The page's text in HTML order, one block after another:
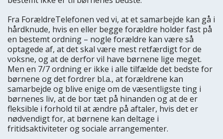
Fra ForældreTelefonen ved vi, at et samarbejde kan gå i
hårdknude, hvis en eller begge forældre holder fast på
en bestemt ordning – nogle forældre kan være så
optagede af, at det skal være mest retfærdigt for de
voksne, og at de derfor vil have børnene lige meget.
Men en 7/7 ordning er ikke i alle tilfælde det bedste for
børnene og det fordrer bl.a., at forældrene kan
samarbejde og blive enige om de væsentligste ting i
børnenes liv, at de bor tæt på hinanden og at de er
fleksible i forhold til at ændre på aftaler, hvis det er
nødvendigt for, at børnene kan deltage i
fritidsaktiviteter og sociale arrangementer.